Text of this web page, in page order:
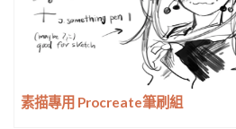
素描專用 Procreate筆刷組